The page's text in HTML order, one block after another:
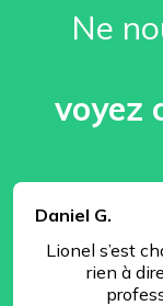
Ne
voyez
Daniel G.
Lionel s’est
rien à